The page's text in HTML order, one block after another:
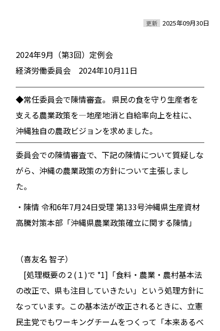
更新 2025年09月30日
2024年9月（第3回）定例会
経済労働委員会 2024年10月11日
◆常任委員会で陳情審査。 県民の食を守り生産者を
支える農業政策を―地産地消と自給率向上を柱に、
沖縄独自の農政ビジョンを求めました。
委員会での陳情審査で、下記の陳情について質疑しな
がら、沖縄の農業政策の方針について主張しまし
た。
・陳情 令和6年7月24日受理 第133号沖縄県生産資材
高騰対策本部「沖縄県農業政策確立に関する陳情」
（喜友名 智子）
[処理概要の２(１)で *1]「食料・農業・農村基本法
の改正で、県も注目していきたい」という処理方針に
なっています。この基本法が改正されるときに、立憲
民主党でもワーキングチームをつくって「本来あるべ